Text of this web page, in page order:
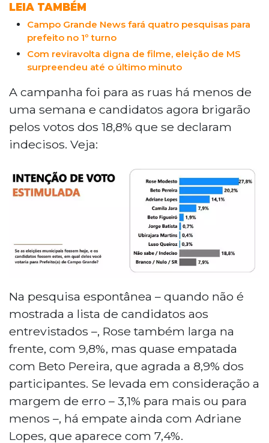
LEIA TAMBÉM
Campo Grande News fará quatro pesquisas para
prefeito no 1º turno
Com reviravolta digna de filme, eleição de MS
surpreendeu até o último minuto
A campanha foi para as ruas há menos de
uma semana e candidatos agora brigarão
pelos votos dos 18,8% que se declaram
indecisos. Veja:
Na pesquisa espontânea – quando não é
mostrada a lista de candidatos aos
entrevistados –, Rose também larga na
frente, com 9,8%, mas quase empatada
com Beto Pereira, que agrada a 8,9% dos
participantes. Se levada em consideração a
margem de erro – 3,1% para mais ou para
menos –, há empate ainda com Adriane
Lopes, que aparece com 7,4%.